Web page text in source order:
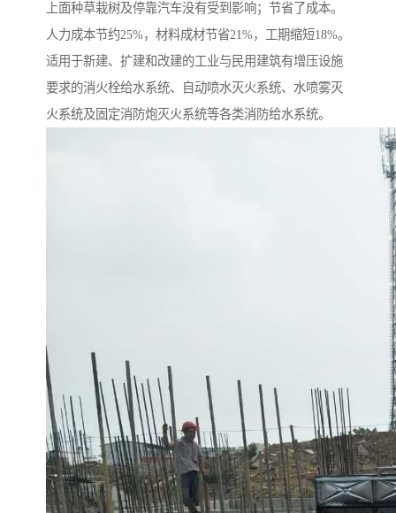
上面种草栽树及停靠汽车没有受到影响；节省了成本。
人力成本节约25%，材料成材节省21%，工期缩短18%。
适用于新建、扩建和改建的工业与民用建筑有增压设施
要求的消火栓给水系统、自动喷水灭火系统、水喷雾灭
火系统及固定消防炮灭火系统等各类消防给水系统。